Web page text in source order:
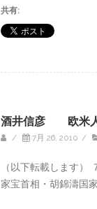
共有:
酒井信彦 欧米人
/ 7月 26, 2010 /
（以下転載します）
家宝首相・胡錦濤国